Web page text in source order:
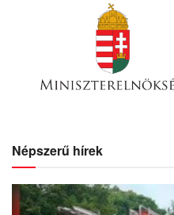
Népszerű hírek